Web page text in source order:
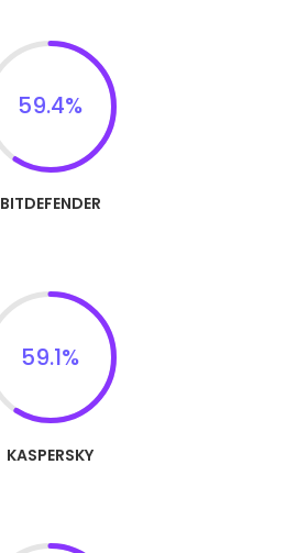
59.4%
BITDEFENDER
59.1%
KASPERSKY